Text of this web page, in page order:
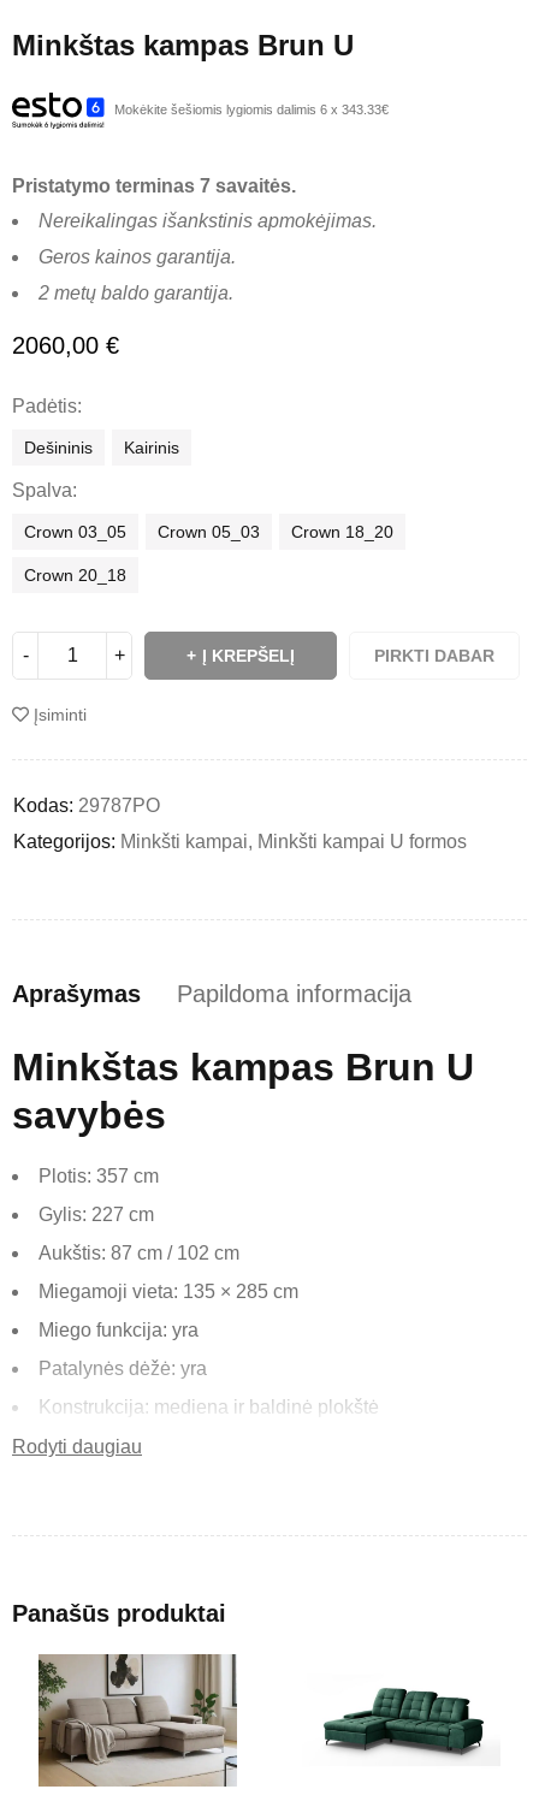
Minkštas kampas Brun U
Mokėkite šešiomis lygiomis dalimis 6 x 343.33€
Pristatymo terminas 7 savaitės.
Nereikalingas išankstinis apmokėjimas.
Geros kainos garantija.
2 metų baldo garantija.
2060,00 €
Padėtis
Dešininis Kairinis
Spalva
Crown 03_05 Crown 05_03 Crown 18_20
Crown 20_18
Į KREPŠELĮ PIRKTI DABAR
Įsiminti
Kodas: 29787PO
Kategorijos: Minkšti kampai, Minkšti kampai U formos
Aprašymas Papildoma informacija
Minkštas kampas Brun U
savybės
Plotis: 357 cm
Gylis: 227 cm
Aukštis: 87 cm / 102 cm
Miegamoji vieta: 135 × 285 cm
Miego funkcija: yra
Patalynės dėžė: yra
Konstrukcija: mediena ir baldinė plokštė
Sėdimoji dalis: banginės spyruoklės ir poliuretano putos
Reguliuojami galvos atlošai: 6
„Brun U“ – erdvus ir modernus U formos minkštas kampas,
sukurtas didesnėms svetainėms ir šeimoms, vertinančioms
komfortą bei funkcionalumą. Didelė sėdimoji zona,
reguliuojami galvos atlošai ir miego funkcija užtikrina patogų
Rodyti daugiau
Panašūs produktai